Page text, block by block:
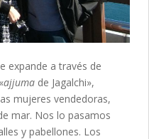
expande a través de
ajjuma de Jagalchi»,
mujeres vendedoras,
mar. Nos lo pasamos
y pabellones. Los